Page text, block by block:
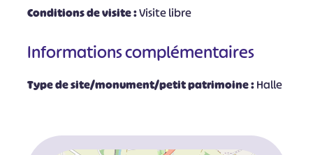
Conditions de visite :Visite libre
Informations complémentaires
Type de site/monument/petit patrimoine :Halle